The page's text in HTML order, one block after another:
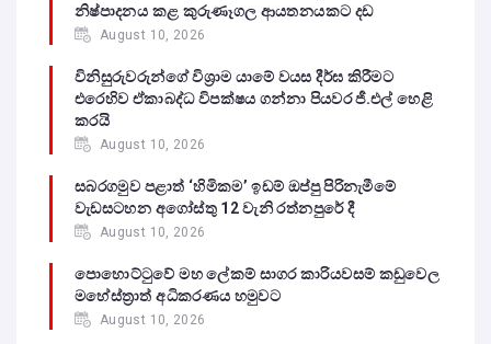
නිෂ්පාදනය කළ කුරුණෑගල ආයතනයකට දඩ
August 10, 2026
විනිසුරුවරුන්ගේ විශ්‍රාම යාමේ වයස දීර්ඝ කිරීමට
එරෙහිව ඒකාබද්ධ විපක්ෂය ගන්නා පියවර ජී.එල් හෙළි
කරයි
August 10, 2026
සබරගමුව පළාත් ‘හිමිකම’ ඉඩම් ඔප්පු පිරිනැමීමේ
වැඩසටහන අගෝස්තු 12 වැනි රත්නපුරේ දී
August 10, 2026
පොහොට්ටුවේ මහ ලේකම් සාගර කාරියවසම් කඩුවෙල
මහේස්ත්‍රාත් අධිකරණය හමුවට
August 10, 2026